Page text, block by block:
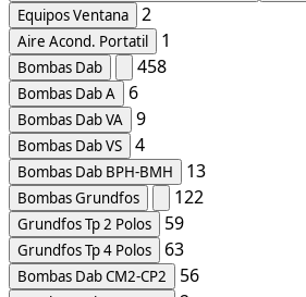
Equipos Ventana
2
Aire Acond. Portatil 1
Bombas Dab 458
Bombas Dab A 6
Bombas Dab VA 9
Bombas Dab VS 4
Bombas Dab BPH-BMH 13
Bombas Grundfos 122
Grundfos Tp 2 Polos 59
Grundfos Tp 4 Polos 63
Bombas Dab CM2-CP2 56